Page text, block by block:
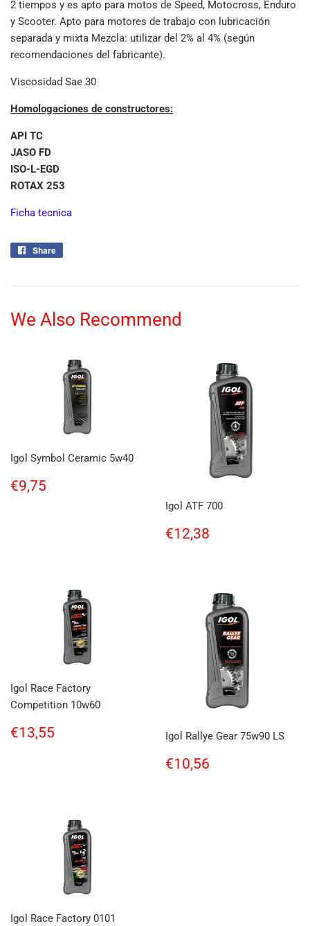
2 tiempos y es apto para motos de Speed, Motocross, Enduro
y Scooter. Apto para motores de trabajo con lubricación
separada y mixta Mezcla: utilizar del 2% al 4% (según
recomendaciones del fabricante).
Viscosidad Sae 30
Homologaciones de constructores:
API TC
JASO FD
ISO-L-EGD
ROTAX 253
Ficha tecnica
Share
We Also Recommend
Igol Symbol Ceramic 5w40
Regular
price
€9,75
Igol ATF 700
Regular
price
€12,38
Igol Race Factory
Competition 10w60
Regular
price
€13,55 Igol Rallye Gear 75w90 LS
Regular
price
€10,56
Igol Race Factory 0101